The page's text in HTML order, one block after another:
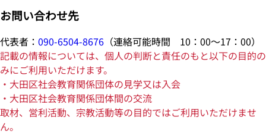
お問い合わせ先
代表者： 090-6504-8676 （連絡可能時間 10：00～17：00）
記載の情報については、個人の判断と責任のもと以下の目的の
みにご利用いただけます。
・大田区社会教育関係団体の見学又は入会
・大田区社会教育関係団体間の交流
取材、営利活動、宗教活動等の目的ではご利用いただけませ
ん。